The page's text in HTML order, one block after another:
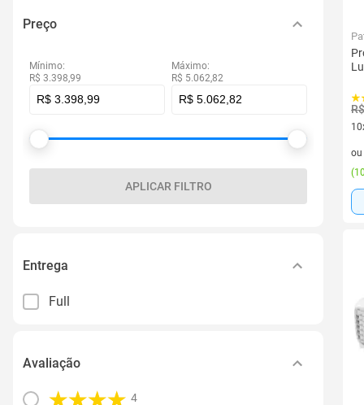
Preço
Mínimo:
R$ 3.398,99
Máximo:
R$ 5.062,82
APLICAR FILTRO
Entrega
Full
Avaliação
4
ou
(